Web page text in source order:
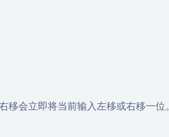
会立即将当前输入左移或右移一位。